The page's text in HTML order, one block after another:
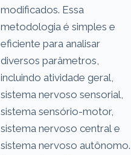
modificados. Essa
metodologia é simples e
eficiente para analisar
diversos parâmetros,
incluindo atividade geral,
sistema nervoso sensorial,
sistema sensório-motor,
sistema nervoso central e
sistema nervoso autônomo.